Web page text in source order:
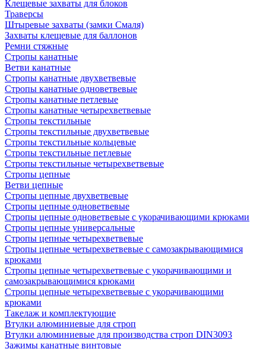
Клещевые захваты для блоков
Траверсы
Штыревые захваты (замки Смаля)
Захваты клещевые для баллонов
Ремни стяжные
Стропы канатные
Ветви канатные
Стропы канатные двухветвевые
Стропы канатные одноветвевые
Стропы канатные петлевые
Стропы канатные четырехветвевые
Стропы текстильные
Стропы текстильные двухветвевые
Стропы текстильные кольцевые
Стропы текстильные петлевые
Стропы текстильные четырехветвевые
Стропы цепные
Ветви цепные
Стропы цепные двухветвевые
Стропы цепные одноветвевые
Стропы цепные одноветвевые с укорачивающими крюками
Стропы цепные универсальные
Стропы цепные четырехветвевые
Стропы цепные четырехветвевые с самозакрывающимися
крюками
Стропы цепные четырехветвевые с укорачивающими и
самозакрывающимися крюками
Стропы цепные четырехветвевые с укорачивающими
крюками
Такелаж и комплектующие
Втулки алюминиевые для строп
Втулки алюминиевые для производства строп DIN3093
Зажимы канатные винтовые